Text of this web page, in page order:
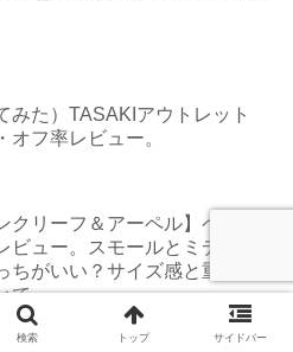
みた）TASAKIアウトレット
オフ率レビュー。
クリーフ＆アーペル】ペルレ
ビュー。スモールとミディア
ちがいい？サイズ感と重ね付
て。
リー比較】ブシュロンクルド
検索 トップ サイドバー